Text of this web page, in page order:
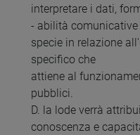
interpretare i dati,
- abilità
specie in relazione
specifico che
attiene al
pubblici.
D. la lode verrà
conoscenza e